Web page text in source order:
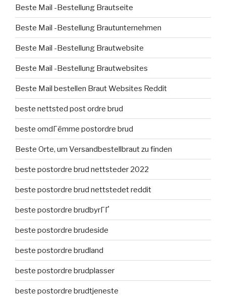
Beste Mail -Bestellung Brautseite
Beste Mail -Bestellung Brautunternehmen
Beste Mail -Bestellung Brautwebsite
Beste Mail -Bestellung Brautwebsites
Beste Mail bestellen Braut Websites Reddit
beste nettsted post ordre brud
beste omdГёmme postordre brud
Beste Orte, um Versandbestellbraut zu finden
beste postordre brud nettsteder 2022
beste postordre brud nettstedet reddit
beste postordre brudbyrГҐ
beste postordre brudeside
beste postordre brudland
beste postordre brudplasser
beste postordre brudtjeneste